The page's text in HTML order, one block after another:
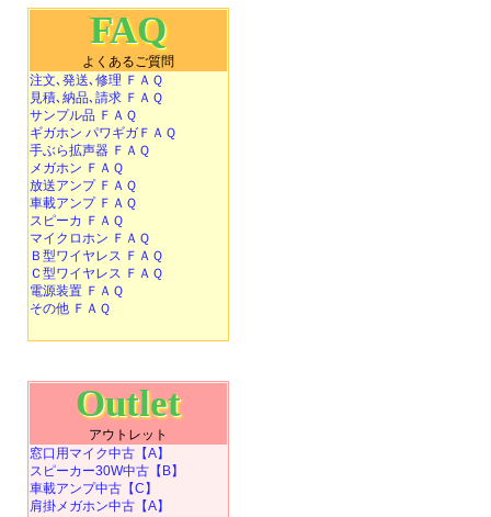
FAQ
よくあるご質問
注文､発送､修理 ＦＡＱ
見積､納品､請求 ＦＡＱ
サンプル品 ＦＡＱ
ギガホン パワギガＦＡＱ
手ぶら拡声器 ＦＡＱ
メガホン ＦＡＱ
放送アンプ ＦＡＱ
車載アンプ ＦＡＱ
スピーカ ＦＡＱ
マイクロホン ＦＡＱ
Ｂ型ワイヤレス ＦＡＱ
Ｃ型ワイヤレス ＦＡＱ
電源装置 ＦＡＱ
その他 ＦＡＱ
Outlet
アウトレット
窓口用マイク中古【A】
スピーカー30W中古【B】
車載アンプ中古【C】
肩掛メガホン中古【A】